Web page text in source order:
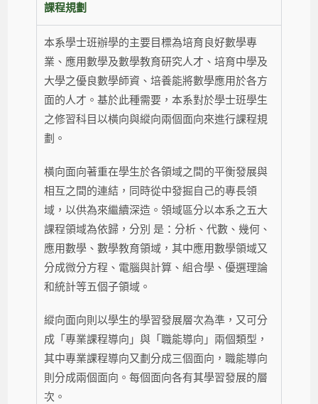
課程規劃
本系學士班辦學的主要目標為培育良好數學專
業、應用數學及數學教育研究人才、培育中學及
大學之優良數學師資、培養能將數學應用於各方
面的人才。基於此種需要，本系對於學士班學生
之修習科目以橫向與縱向兩個面向來進行課程規
劃。
橫向面向著重在學生於各領域之間的平衡發展與
相互之間的連結，同時從中發掘自己的專長領
域，以供為來繼續深造。領域區分以本系之五大
課程領域為依歸，分別 是：分析、代數、幾何、
應用數學、數學教育領域，其中應用數學領域又
分成微分方程、電腦與計算、組合學、優選理論
和統計等五個子領域。
縱向面向則以學生的學習發展層次為準，又可分
成「專業課程導向」與「職能導向」兩個類型，
其中專業課程導向又劃分成三個面向，職能導向
則分成兩個面向。每個面向各有其學習發展的層
次。